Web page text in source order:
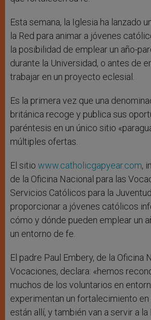
Esta semana, la Iglesia ha lanzado
la Red para animar a jóvenes
la posibilidad de emplear un año-
durante la Universidad, o antes de
trabajar en un proyecto eclesial.
Es la primera vez que una
británica recoge y publica sus
paréntesis en un único sitio
múltiples ofertas.
El sitio www.catholicgapyear.com,
de la Oficina Nacional para las
Servicios Católicos para la
proporcionar a jóvenes católicos
cómo y dónde pueden emplear un
un entorno de fe.
El padre Paul Embery, de la Oficina
Vocaciones, declara: «hemos
muchos de los voluntarios en
experimentan un fortalecimiento
están allí, y también van a servir a la